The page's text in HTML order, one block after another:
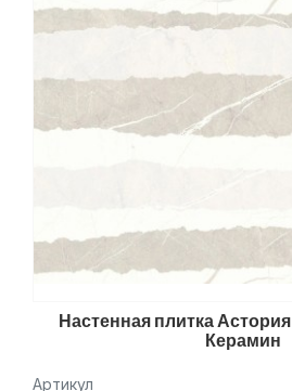
Настенная плитка
Керамин
Артикул